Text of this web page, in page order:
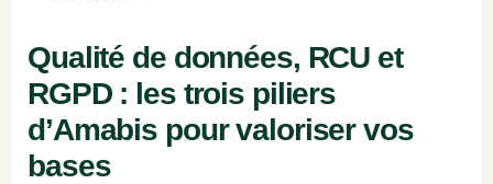
Qualité de données, RCU et
RGPD : les trois piliers
d’Amabis pour valoriser vos
bases